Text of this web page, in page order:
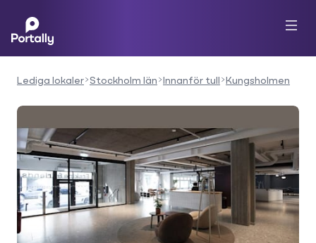
Lediga lokaler Stockholm län Innanför tull Kungsholmen